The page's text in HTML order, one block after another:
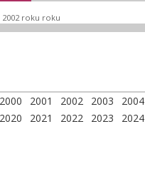
2002 roku roku
2000 2001 2002 2003 2004
2020 2021 2022 2023 2024